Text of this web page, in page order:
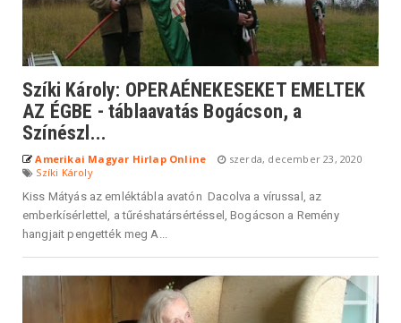
Szíki Károly: OPERAÉNEKESEKET EMELTEK
AZ ÉGBE - táblaavatás Bogácson, a
Színészl...
Amerikai Magyar Hirlap Online
szerda, december 23, 2020
Szíki Károly
Kiss Mátyás az emléktábla avatón Dacolva a vírussal, az
emberkísérlettel, a tűréshatársértéssel, Bogácson a Remény
hangjait pengették meg A...